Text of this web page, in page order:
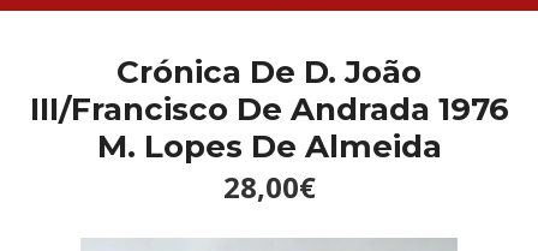
Crónica De D. João
III/Francisco De Andrada 1976
M. Lopes De Almeida
28,00€